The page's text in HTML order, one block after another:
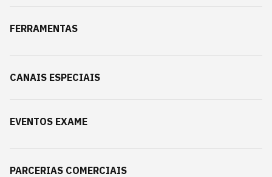
FERRAMENTAS
CANAIS ESPECIAIS
EVENTOS EXAME
PARCERIAS COMERCIAIS